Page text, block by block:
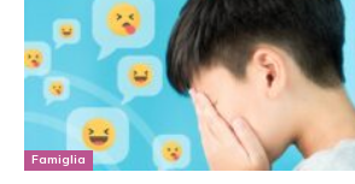
Famiglia